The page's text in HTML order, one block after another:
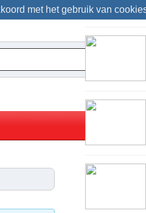
met het gebruik van